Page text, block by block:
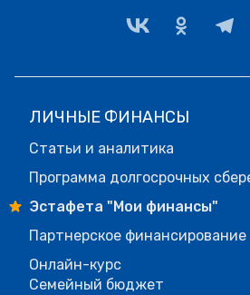
ЛИЧНЫЕ ФИНАНСЫ
Статьи и аналитика
Программа долгосрочных
Эстафета "Мои финансы"
Партнерское финансирование
Онлайн-курс
Семейный бюджет